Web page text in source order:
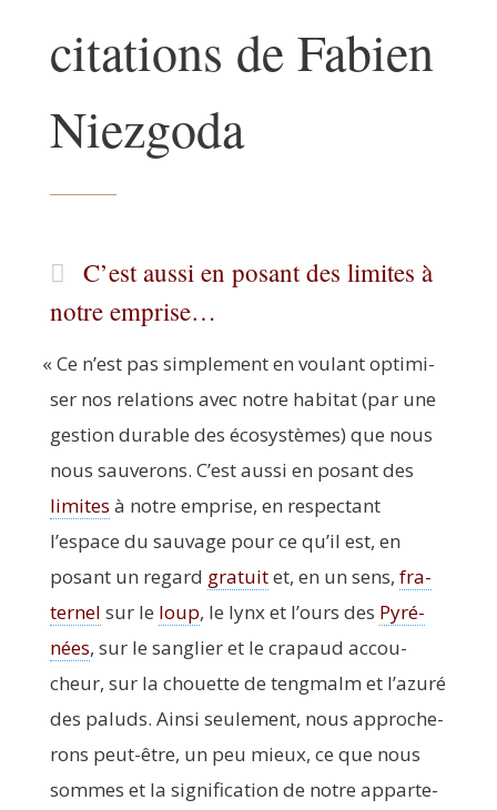
citations de Fabien
Niezgoda
C’est aussi en posant des limites à
notre emprise…
« Ce n’est pas sim­ple­ment en vou­lant opti­mi­
ser nos rela­tions avec notre habi­tat (par une
ges­tion durable des éco­sys­tèmes) que nous
nous sau­ve­rons. C’est aus­si en posant des
limites à notre emprise, en res­pec­tant
l’espace du sau­vage pour ce qu’il est, en
posant un regard gra­tuitet, en un sens, fra­
ter­nel sur le loup, le lynx et l’ours des Pyré­
nées, sur le san­glier et le cra­paud accou­
cheur, sur la chouette de teng­malm et l’azuré
des paluds. Ain­si seule­ment, nous appro­che­
rons peut-être, un peu mieux, ce que nous
sommes et la signi­fi­ca­tion de notre appar­te­